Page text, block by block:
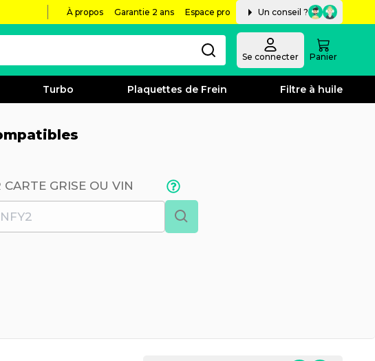
À propos Garantie 2 ans Espace pro Un conseil ?
Se connecter Panier
Turbo Plaquettes de Frein Filtre à huile
CARTE GRISE OU VIN